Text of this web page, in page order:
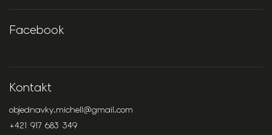
Facebook
Kontakt
objednavky.michell@gmail.com
+421 917 683 349